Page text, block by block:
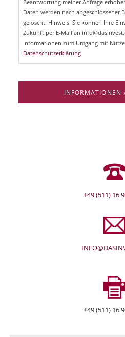
Beantwortung meiner Anfrage
Daten werden nach abgeschlossener
gelöscht. Hinweis: Sie können Ihre
Zukunft per E-Mail an
Informationen zum Umgang mit
Datenschutzerklärung
INFORMATIONEN
+49 (511) 16
+49 (511) 16